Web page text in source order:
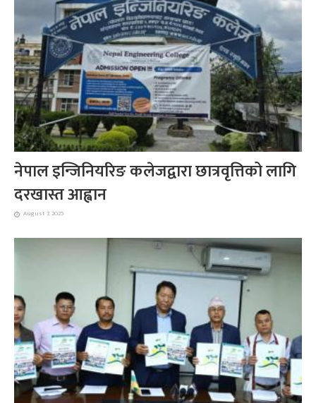
नेपाल इन्जिनियरिङ कलेजद्वारा छात्रवृत्तिको लागि
दरखास्त आह्वान
August 7, 2025